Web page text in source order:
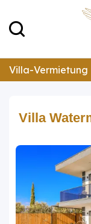
Villa-Vermietung
Villa